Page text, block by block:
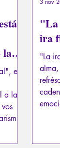
la
el
a la
"La
ira
"La
cadena." ¿Cómo